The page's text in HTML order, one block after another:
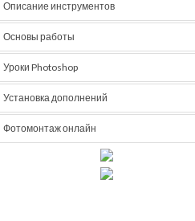
Описание инструментов
Основы работы
Уроки Photoshop
Установка дополнений
Фотомонтаж онлайн